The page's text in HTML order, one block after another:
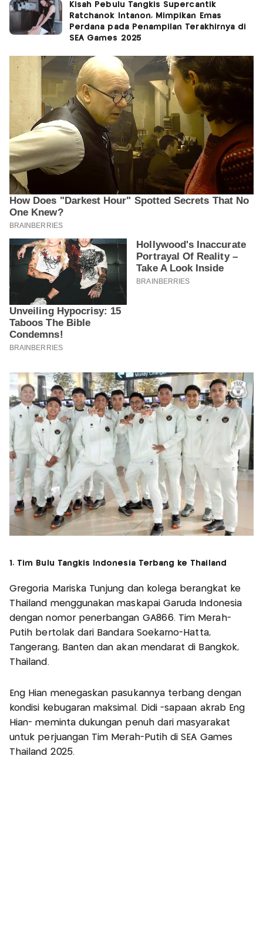
Kisah Pebulu Tangkis Supercantik
Ratchanok Intanon, Mimpikan Emas
Perdana pada Penampilan Terakhirnya di
SEA Games 2025
1. Tim Bulu Tangkis Indonesia Terbang ke Thailand
Gregoria Mariska Tunjung dan kolega berangkat ke
Thailand menggunakan maskapai Garuda Indonesia
dengan nomor penerbangan GA866. Tim Merah-
Putih bertolak dari Bandara Soekarno-Hatta,
Tangerang, Banten dan akan mendarat di Bangkok,
Thailand.
Eng Hian menegaskan pasukannya terbang dengan
kondisi kebugaran maksimal. Didi -sapaan akrab Eng
Hian- meminta dukungan penuh dari masyarakat
untuk perjuangan Tim Merah-Putih di SEA Games
Thailand 2025.